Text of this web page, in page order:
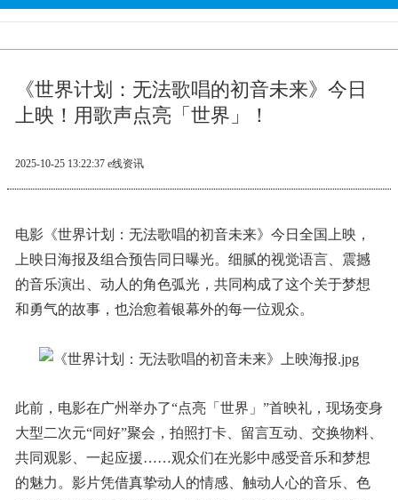
《世界计划：无法歌唱的初音未来》今日
上映！用歌声点亮「世界」！
2025-10-25 13:22:37 e线资讯
电影《世界计划：无法歌唱的初音未来》今日全国上映，
上映日海报及组合预告同日曝光。细腻的视觉语言、震撼
的音乐演出、动人的角色弧光，共同构成了这个关于梦想
和勇气的故事，也治愈着银幕外的每一位观众。
此前，电影在广州举办了“点亮「世界」”首映礼，现场变身
大型二次元“同好”聚会，拍照打卡、留言互动、交换物料、
共同观影、一起应援……观众们在光影中感受音乐和梦想
的魅力。影片凭借真挚动人的情感、触动人心的音乐、色